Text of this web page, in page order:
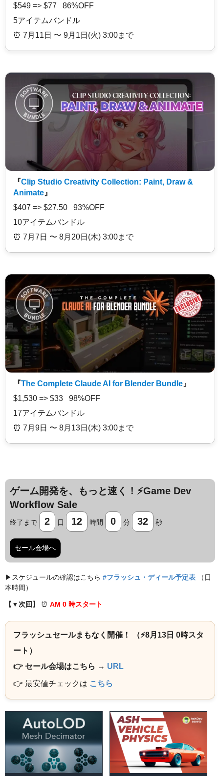
$549 => $77 86%OFF
5アイテムバンドル
⏰️ 7月11日 〜 9月1日(火) 3:00まで
『Clip Studio Creativity Collection: Paint, Draw &
Animate 』
$407 => $27.50 93%OFF
10アイテムバンドル
⏰️ 7月7日 〜 8月20日(木) 3:00まで
『The Complete Claude AI for Blender Bundle 』
$1,530 => $33 98%OFF
17アイテムバンドル
⏰️ 7月9日 〜 8月13日(木) 3:00まで
ゲーム開発を、もっと速く！⚡️Game Dev
Workflow Sale
終了まで 2 日 12 時間 0 分 31 秒
セール会場へ
▶︎スケジュールの確認はこちら #フラッシュ・ディール予定表
（日
本時間）
【▼次回】 ⏰️ AM 0 時スタート
フラッシュセールまもなく開催！ （⚡️8月13日 0時スタ
ート）
👉 セール会場はこちら → URL
👉 最安値チェックは こちら